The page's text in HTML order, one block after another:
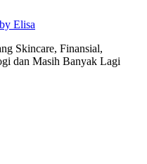
Elisa
Skincare, Finansial,
dan Masih Banyak Lagi